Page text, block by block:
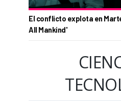
El conflicto explota en
All Mankind'